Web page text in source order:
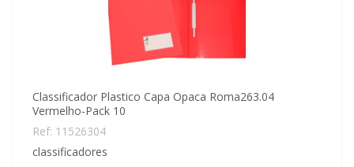
Classificador Plastico Capa Opaca Roma263.04
Vermelho-Pack 10
Ref: 11526304
classificadores